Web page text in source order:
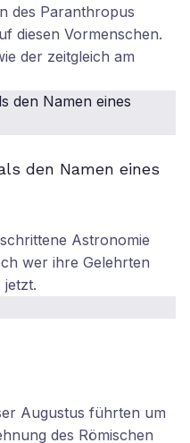
des Paranthropus
diesen Vormenschen.
der zeitgleich am
den Namen eines
Astronomie
wer ihre Gelehrten
Augustus führten um
des Römischen